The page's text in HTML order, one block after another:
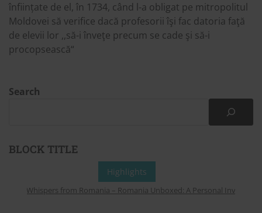
înființate de el, în 1734, când l-a obligat pe mitropolitul
Moldovei să verifice dacă profesorii îşi fac datoria faţă
de elevii lor ,,să-i înveţe precum se cade şi să-i
procopsească“
Search
BLOCK TITLE
Highlights
Whispers from Romania – Romania Unboxed: A Personal